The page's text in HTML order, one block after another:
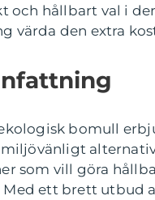
och hållbart val i
värda den extra
bomull
som vill göra
ett brett utbud